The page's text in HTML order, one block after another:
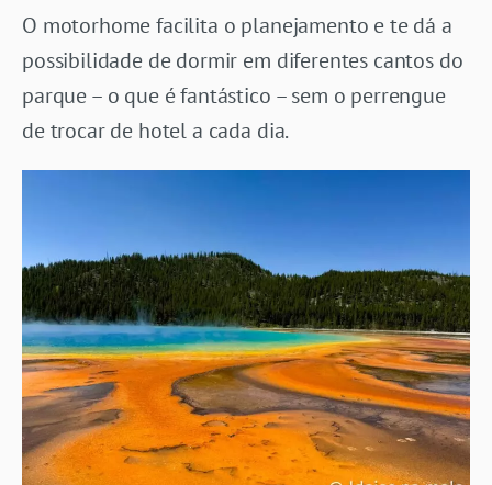
O motorhome facilita o planejamento e te dá a
possibilidade de dormir em diferentes cantos do
parque – o que é fantástico – sem o perrengue
de trocar de hotel a cada dia.